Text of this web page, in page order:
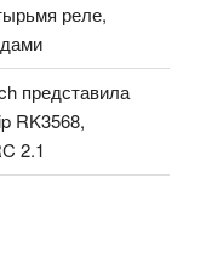
реле,
представила
RK3568,
2.1